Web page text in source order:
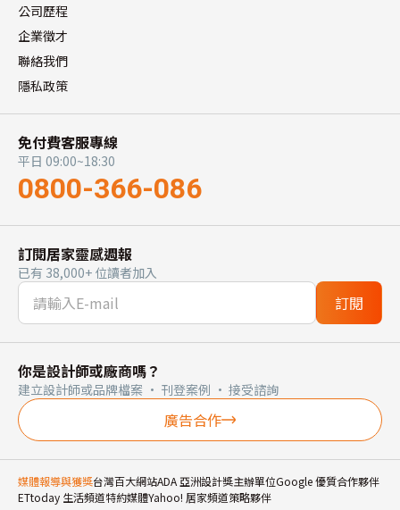
公司歷程
企業徵才
聯絡我們
隱私政策
免付費客服專線
平日 09:00~18:30
0800-366-086
訂閱居家靈感週報
已有 38,000+ 位讀者加入
訂閱
你是設計師或廠商嗎？
建立設計師或品牌檔案 · 刊登案例 · 接受諮詢
廣告合作
媒體報導與獲獎台灣百大網站ADA 亞洲設計獎主辦單位Google 優質合作夥伴
ETtoday 生活頻道特約媒體Yahoo! 居家頻道策略夥伴